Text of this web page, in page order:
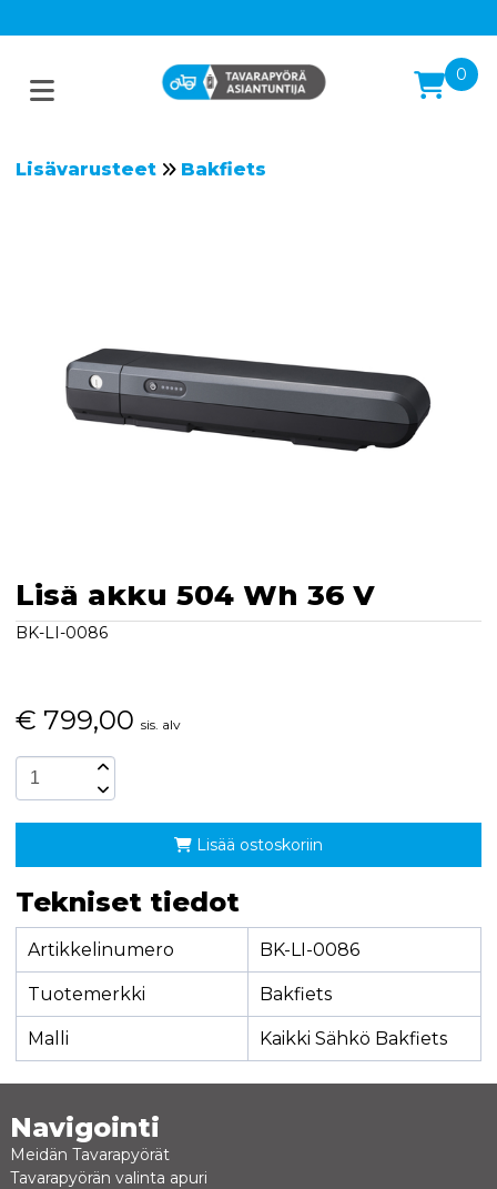
0
Lisävarusteet Bakfiets
Lisä akku 504 Wh 36 V
BK-LI-0086
€ 799,00 sis. alv
Lisää ostoskoriin
Tekniset tiedot
Artikkelinumero BK-LI-0086
Tuotemerkki Bakfiets
Malli Kaikki Sähkö Bakfiets
Navigointi
Meidän Tavarapyörät
Tavarapyörän valinta apuri